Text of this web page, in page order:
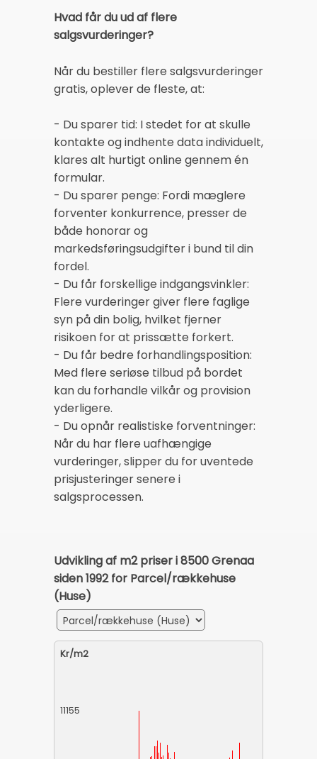
Hvad får du ud af flere
salgsvurderinger?
Når du bestiller flere salgsvurderinger
gratis, oplever de fleste, at:
- Du sparer tid: I stedet for at skulle
kontakte og indhente data individuelt,
klares alt hurtigt online gennem én
formular.
- Du sparer penge: Fordi mæglere
forventer konkurrence, presser de
både honorar og
markedsføringsudgifter i bund til din
fordel.
- Du får forskellige indgangsvinkler:
Flere vurderinger giver flere faglige
syn på din bolig, hvilket fjerner
risikoen for at prissætte forkert.
- Du får bedre forhandlingsposition:
Med flere seriøse tilbud på bordet
kan du forhandle vilkår og provision
yderligere.
- Du opnår realistiske forventninger:
Når du har flere uafhængige
vurderinger, slipper du for uventede
prisjusteringer senere i
salgsprocessen.
Udvikling af m2 priser i 8500 Grenaa
siden 1992 for Parcel/rækkehuse
(Huse)
Kr/m2
11155